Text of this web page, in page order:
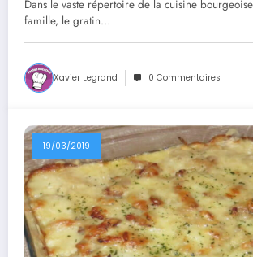
Dans le vaste répertoire de la cuisine
famille, le gratin…
Xavier Legrand 0 Commentaires
19/03/2019